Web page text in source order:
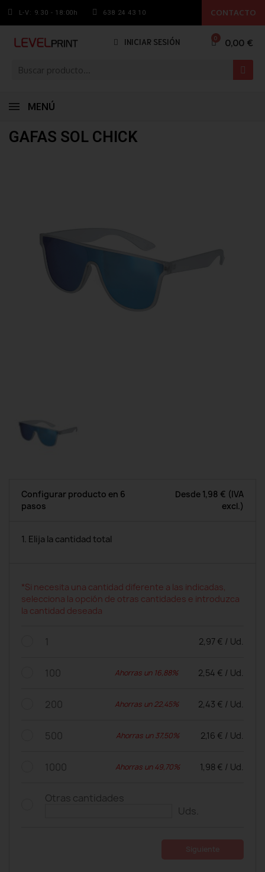
L-V: 9.30 - 18:00h 638 24 43 10 CONTACTO
INICIAR SESIÓN 0,00 €
MENÚ
GAFAS SOL CHICK
Configurar producto en 6
pasos
Desde 1,98 € (IVA
excl.)
1. Elija la cantidad total
*Si necesita una cantidad diferente a las indicadas,
selecciona la opción de otras cantidades e introduzca
la cantidad deseada
1 2,97 € / Ud.
100 Ahorras un 16,88% 2,54 € / Ud.
200 Ahorras un 22,45% 2,43 € / Ud.
500 Ahorras un 37,50% 2,16 € / Ud.
1000 Ahorras un 49,70% 1,98 € / Ud.
Otras cantidades
Uds.